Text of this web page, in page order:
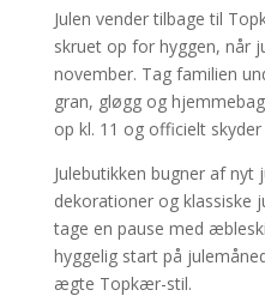
Julen vender tilbage til
skruet op for hyggen, når
november. Tag familien
gran, gløgg og
op kl. 11 og officielt skyder
Julebutikken bugner af nyt
dekorationer og klassiske
tage en pause med
hyggelig start på
ægte Topkær-stil.